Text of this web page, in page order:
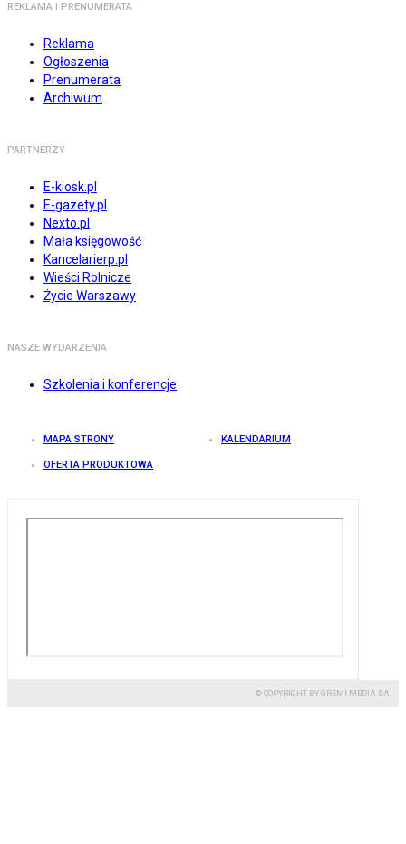
REKLAMA I PRENUMERATA
Reklama
Ogłoszenia
Prenumerata
Archiwum
PARTNERZY
E-kiosk.pl
E-gazety.pl
Nexto.pl
Mała księgowość
Kancelarierp.pl
Wieści Rolnicze
Życie Warszawy
NASZE WYDARZENIA
Szkolenia i konferencje
MAPA STRONY KALENDARIUM
OFERTA PRODUKTOWA
© COPYRIGHT BY GREMI MEDIA SA